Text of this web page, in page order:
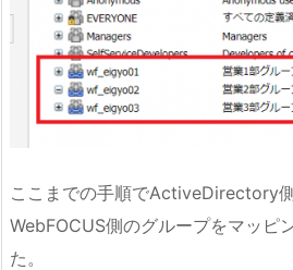
ここまでの手順でActiveDirectory
WebFOCUS側のグループをマッピ
た。